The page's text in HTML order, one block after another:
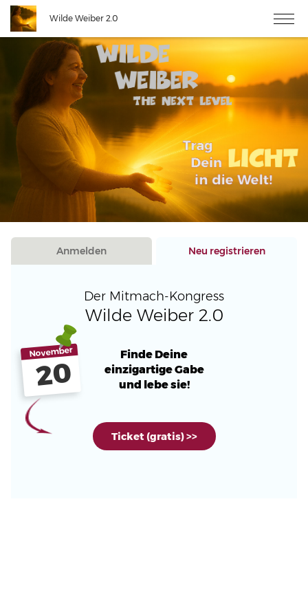
Wilde Weiber 2.0
Anmelden Neu registrieren
Der Mitmach-Kongress
Wilde Weiber 2.0
Finde Deine
einzigartige Gabe
und lebe sie!
November
20
Ticket (gratis) >>